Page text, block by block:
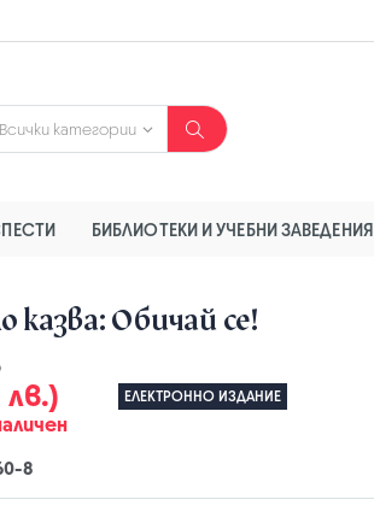
БИБЛИОТЕКИ И УЧЕБНИ ЗАВЕДЕНИЯ
казва: Обичай се!
лв.) ЕЛЕКТРОННО ИЗДАНИЕ
8